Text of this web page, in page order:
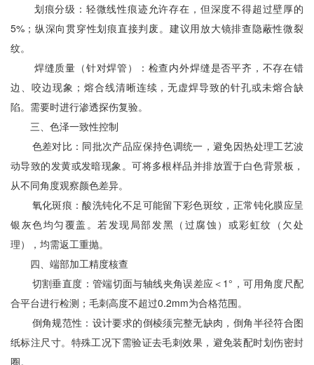
划痕分级：轻微线性痕迹允许存在，但深度不得超过壁厚的
5%；纵深向贯穿性划痕直接判废。建议用放大镜排查隐蔽性微裂
纹。
焊缝质量（针对焊管）：检查内外焊缝是否平齐，不存在错
边、咬边现象；熔合线清晰连续，无虚焊导致的针孔或未熔合缺
陷。需要时进行渗透探伤复验。
三、色泽一致性控制
色差对比：同批次产品应保持色调统一，避免因热处理工艺波
动导致的发黄或发暗现象。可将多根样品并排放置于白色背景板，
从不同角度观察颜色差异。
氧化斑痕：酸洗钝化不足可能留下彩色斑纹，正常钝化膜应呈
银灰色均匀覆盖。若发现局部发黑（过腐蚀）或彩虹纹（欠处
理），均需返工重抛。
四、端部加工精度核查
切割垂直度：管端切面与轴线夹角误差应＜1°，可用角度尺配
合平台进行检测；毛刺高度不超过0.2mm为合格范围。
倒角规范性：设计要求的倒棱须完整无缺肉，倒角半径符合图
纸标注尺寸。特殊工况下需验证去毛刺效果，避免装配时划伤密封
圈。